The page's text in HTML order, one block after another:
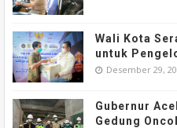
Wali Kota
untuk
Desember 29,
Gubernur
Gedung